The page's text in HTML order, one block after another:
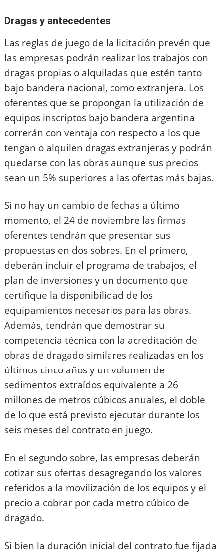
Dragas y antecedentes
Las reglas de juego de la licitación prevén que
las empresas podrán realizar los trabajos con
dragas propias o alquiladas que estén tanto
bajo bandera nacional, como extranjera. Los
oferentes que se propongan la utilización de
equipos inscriptos bajo bandera argentina
correrán con ventaja con respecto a los que
tengan o alquilen dragas extranjeras y podrán
quedarse con las obras aunque sus precios
sean un 5% superiores a las ofertas más bajas.
Si no hay un cambio de fechas a último
momento, el 24 de noviembre las firmas
oferentes tendrán que presentar sus
propuestas en dos sobres. En el primero,
deberán incluir el programa de trabajos, el
plan de inversiones y un documento que
certifique la disponibilidad de los
equipamientos necesarios para las obras.
Además, tendrán que demostrar su
competencia técnica con la acreditación de
obras de dragado similares realizadas en los
últimos cinco años y un volumen de
sedimentos extraídos equivalente a 26
millones de metros cúbicos anuales, el doble
de lo que está previsto ejecutar durante los
seis meses del contrato en juego.
En el segundo sobre, las empresas deberán
cotizar sus ofertas desagregando los valores
referidos a la movilización de los equipos y el
precio a cobrar por cada metro cúbico de
dragado.
Si bien la duración inicial del contrato fue fijada